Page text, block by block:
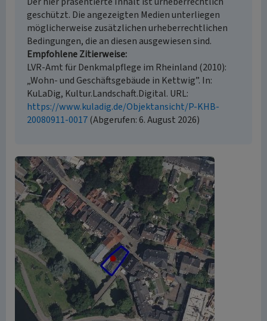
geschützt. Die angezeigten Medien unterliegen
möglicherweise zusätzlichen urheberrechtlichen
Bedingungen, die an diesen ausgewiesen sind.
Empfohlene Zitierweise
LVR-Amt für Denkmalpflege im Rheinland (2010):
„Wohn- und Geschäftsgebäude in Kettwig”. In:
KuLaDig, Kultur.Landschaft.Digital. URL:
https://www.kuladig.de/Objektansicht/P-KHB-
20080911-0017(Abgerufen: 6. August 2026)